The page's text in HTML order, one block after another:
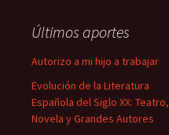
Últimos aportes
Autorizo a mi hijo a trabajar
Evolución de la Literatura
Española del Siglo XX: Teatro,
Novela y Grandes Autores